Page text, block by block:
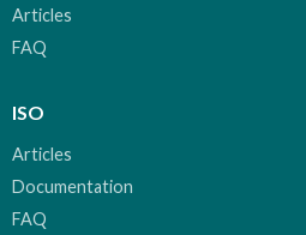
Articles
FAQ
ISO
Articles
Documentation
FAQ